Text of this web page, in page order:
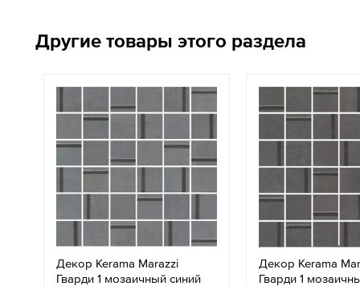
Другие товары этого раздела
Декор Kerama Marazzi
Гварди 1 мозаичный синий
Декор Kerama
Гварди 1